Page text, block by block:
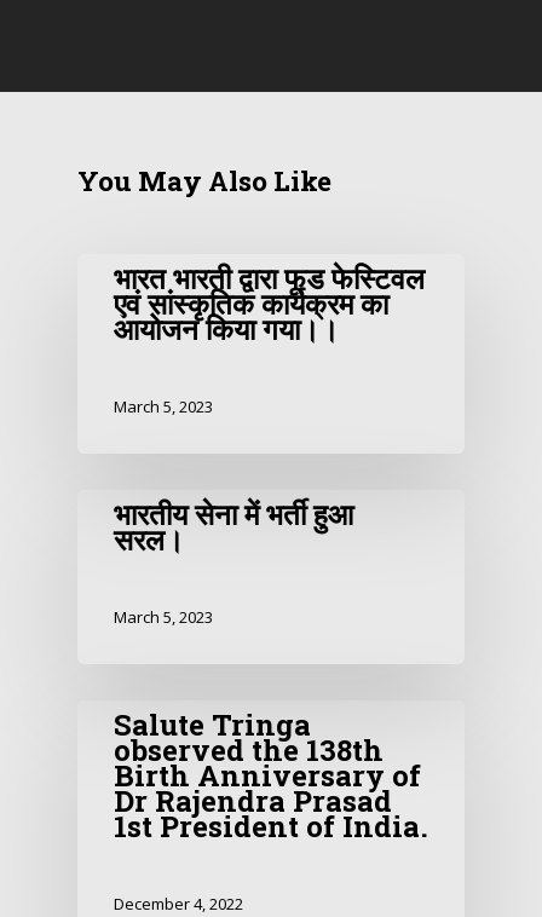
You May Also Like
भारत भारती द्वारा फूड फेस्टिवल
एवं सांस्कृतिक कार्यक्रम का
आयोजन किया गया।।
March 5, 2023
भारतीय सेना में भर्ती हुआ
सरल।
March 5, 2023
Salute Tringa
observed the 138th
Birth Anniversary of
Dr Rajendra Prasad
1st President of India.
December 4, 2022